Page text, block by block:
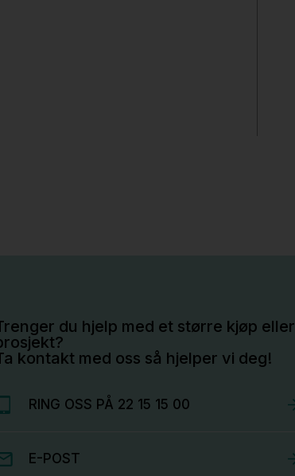
du hjelp med et større kjøp eller
kontakt med oss så hjelper vi deg!
RING OSS PÅ 22 15 15 00
E-POST